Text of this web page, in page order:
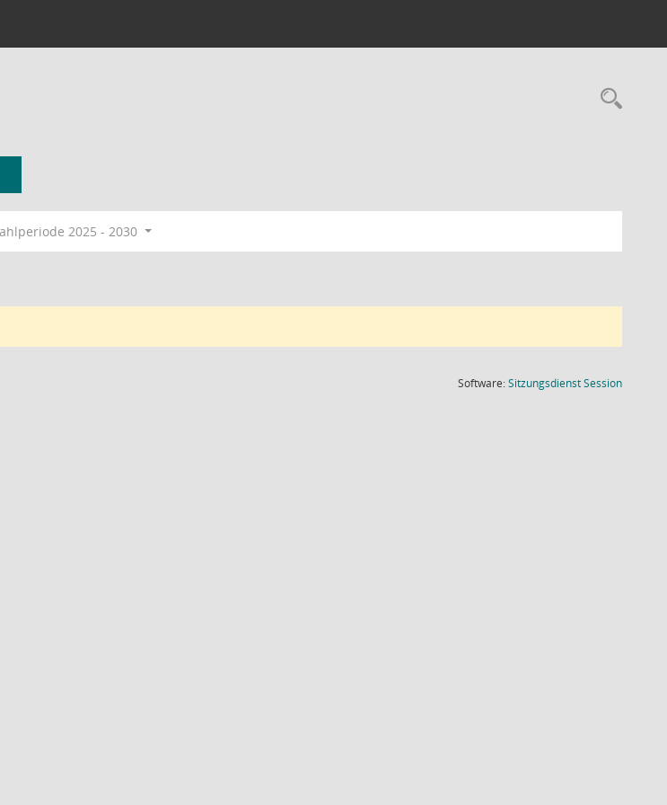
2025 - 2030
Software:SitzungsdienstSession(Wird in